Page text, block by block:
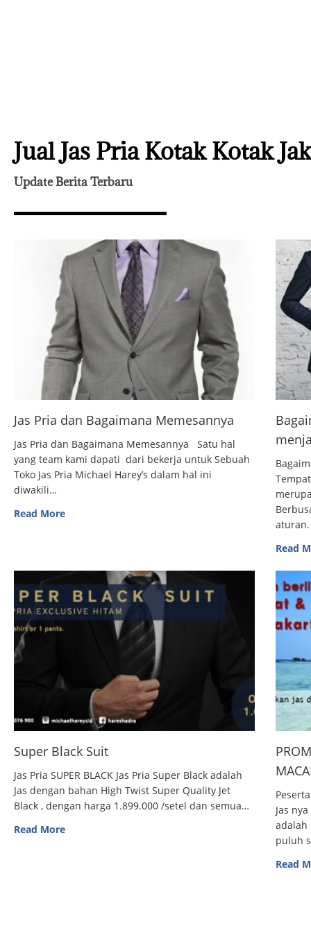
Jual Jas Pria Kotak Kotak
Update Berita Terbaru
Jas Pria dan Bagaimana Memesannya
Jas Pria dan Bagaimana Memesannya Satu hal
yang team kami dapati dari bekerja untuk Sebuah
Toko Jas Pria Michael Harey’s dalam hal ini
diwakili…
Read More
Read
Super Black Suit
Jas Pria SUPER BLACK Jas Pria Super Black adalah
Jas dengan bahan High Twist Super Quality Jet
Black , dengan harga 1.899.000 /setel dan semua…
Read More
Jas
adalah
puluh
Read